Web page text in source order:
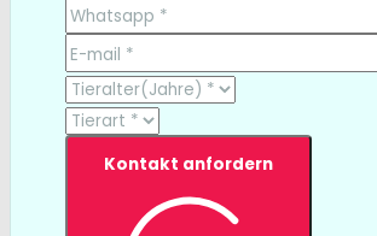
Kontakt anfordern
TESTSIEGER bereits ab € 13,35/